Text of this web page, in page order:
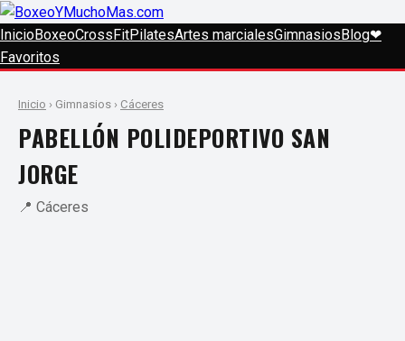
InicioBoxeoCrossFitPilatesArtes marcialesGimnasios Blog❤
Favoritos
Inicio › Gimnasios › Cáceres
PABELLÓN POLIDEPORTIVO SAN
JORGE
📍 Cáceres